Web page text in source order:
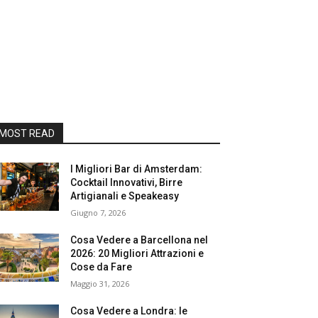
READ
I Migliori Bar di Amsterdam:
Cocktail Innovativi, Birre
Artigianali e Speakeasy
Giugno 7, 2026
Cosa Vedere a Barcellona nel
2026: 20 Migliori Attrazioni e
Cose da Fare
Maggio 31, 2026
Cosa Vedere a Londra: le